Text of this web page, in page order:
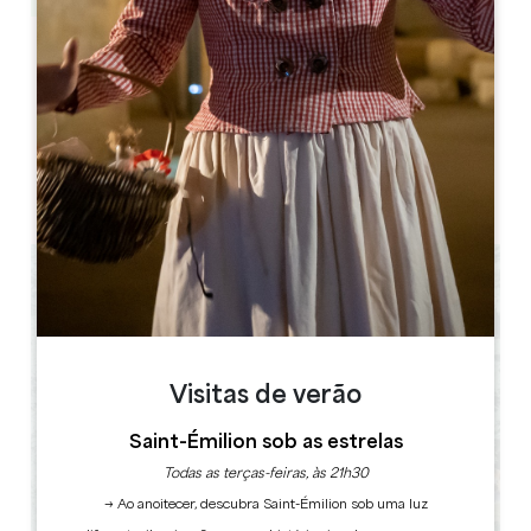
Leaflet
33370 Salleboeuf
LIVRO
Visitas de verão
Saint-Émilion sob as estrelas
Todas as terças-feiras, às 21h30
→ Ao anoitecer, descubra Saint-Émilion sob uma luz